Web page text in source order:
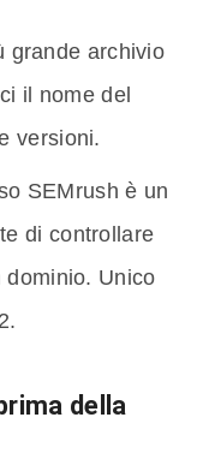
grande archivio
il nome del
versioni.
SEMrush è un
di controllare
dominio. Unico
della